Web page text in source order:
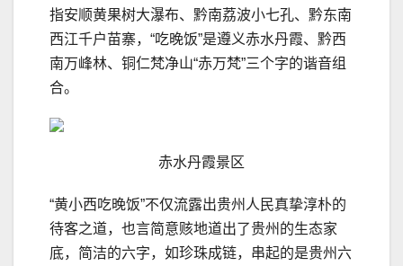
指安顺黄果树大瀑布、黔南荔波小七孔、黔东南
西江千户苗寨，“吃晚饭”是遵义赤水丹霞、黔西
南万峰林、铜仁梵净山“赤万梵”三个字的谐音组
合。
赤水丹霞景区
“黄小西吃晚饭”不仅流露出贵州人民真挚淳朴的
待客之道，也言简意赅地道出了贵州的生态家
底，简洁的六字，如珍珠成链，串起的是贵州六